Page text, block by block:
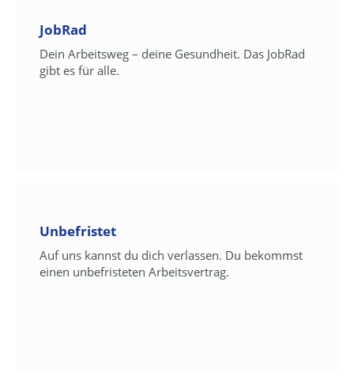
JobRad
Dein Arbeitsweg – deine Gesundheit. Das JobRad
gibt es für alle.
Unbefristet
Auf uns kannst du dich verlassen. Du bekommst
einen unbefristeten Arbeitsvertrag.